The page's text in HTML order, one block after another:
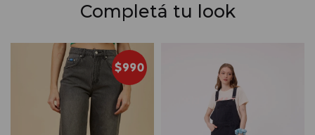
Completá tu look